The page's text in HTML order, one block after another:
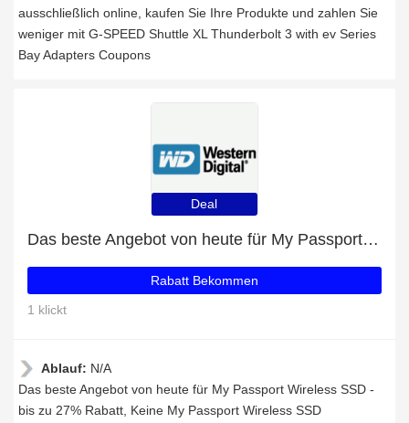
ausschließlich online, kaufen Sie Ihre Produkte und zahlen Sie
weniger mit G-SPEED Shuttle XL Thunderbolt 3 with ev Series
Bay Adapters Coupons
Deal
Das beste Angebot von heute für My Passport Wireless SSD - bis zu 27% Rabatt
Rabatt Bekommen
1 klickt
Ablauf: N/A
Das beste Angebot von heute für My Passport Wireless SSD -
bis zu 27% Rabatt, Keine My Passport Wireless SSD